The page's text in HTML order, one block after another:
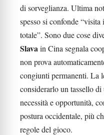
di sorveglianza. Ultima
spesso si confonde
totale”. Sono due cose
Slavain Cina segnala
non prova
congiunti permanenti. La
considerarlo un tassello
necessità e opportunità,
postura occidentale, più
regole del gioco.